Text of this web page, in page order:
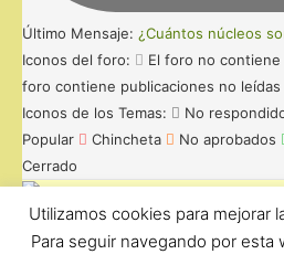
Último Mensaje: ¿Cuántos núcleos
Iconos del foro:
El foro no
foro contiene publicaciones no leídas
Iconos de los Temas:
No
Popular
Chincheta No aprobados
Cerrado
Utilizamos cookies para mejorar
Para seguir navegando por esta